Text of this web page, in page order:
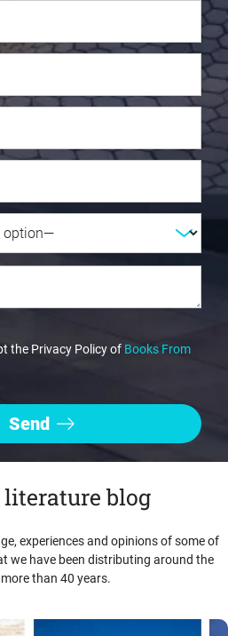
the Privacy Policy of Books From
blog
experiences and opinions of some of
we have been distributing around the
than 40 years.